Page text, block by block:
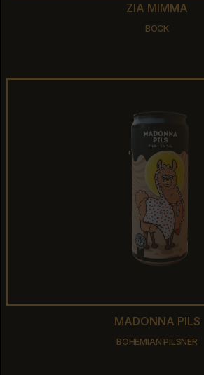
ZIA MIMMA
ZIA MIMMA
BOCK
MADONNA PILS
MADONNA PILS
BOHEMIAN PILSNER